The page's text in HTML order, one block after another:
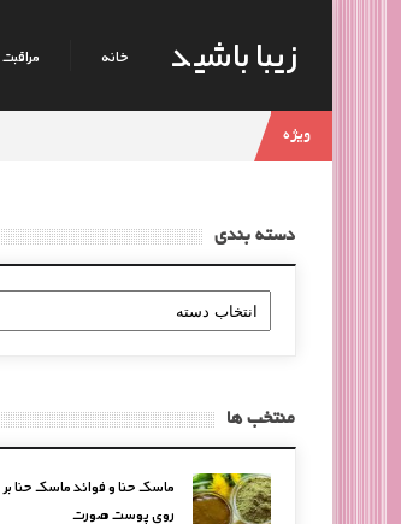
زیبا باشید خانه
ویژه
دسته بندی
دسته
بندی
منتخب ها
ماسک حنا و فوائد ماسک حنا بر
روی پوست صورت